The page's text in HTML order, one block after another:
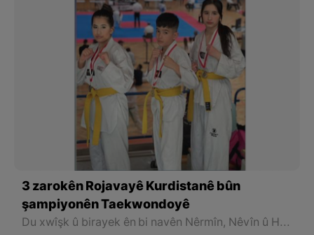
3 zarokên Rojavayê Kurdistanê bûn
şampiyonên Taekwondoyê
Du xwîşk û birayek ên bi navên Nêrmîn, Nêvîn û Heval, di vê salê de heta niha cara duyemîne ku di qehremantiya Teykwandoyê de, li Austria pileya yekemîn bidest dixin û medalyayên zêr werdigrin.